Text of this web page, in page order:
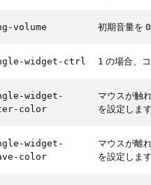
volume 初期音量を0
widget-ctrl 1 の場合、
widget-
color
マウスが触
を設定します
widget-
color
マウスが離
を設定します